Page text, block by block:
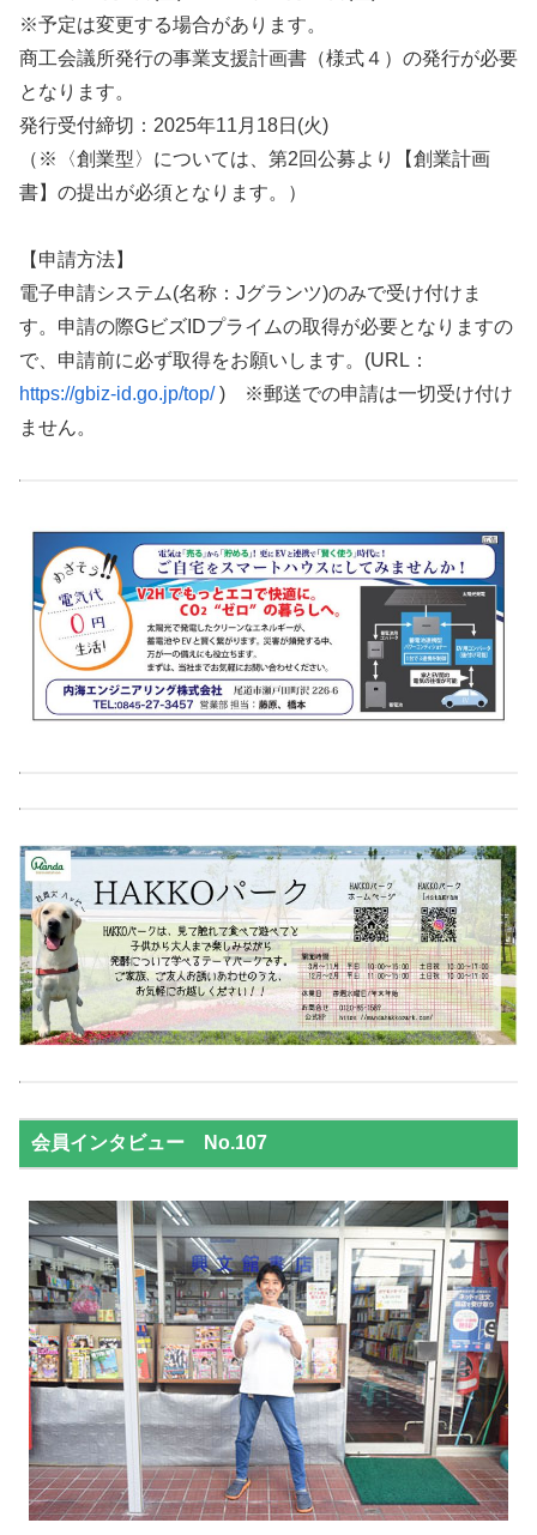
※予定は変更する場合があります。
商工会議所発行の事業支援計画書（様式４）の発行が必要
となります。
発行受付締切：2025年11月18日(火)
（※〈創業型〉については、第2回公募より【創業計画
書】の提出が必須となります。）
【申請方法】
電子申請システム(名称：Jグランツ)のみで受け付けま
す。申請の際GビズIDプライムの取得が必要となりますの
で、申請前に必ず取得をお願いします。(URL：
https://gbiz-id.go.jp/top/) ※郵送での申請は一切受け付け
ません。
会員インタビュー No.107